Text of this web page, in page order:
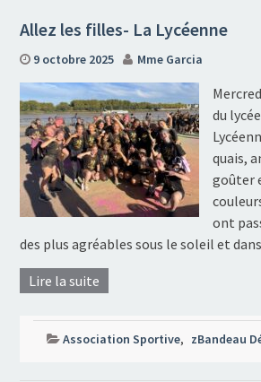
Allez les filles- La Lycéenne
9 octobre 2025 Mme Garcia
du
quais,
goûter
ont
des plus agréables sous le soleil et
Lire la suite
Association Sportive, zBandeau